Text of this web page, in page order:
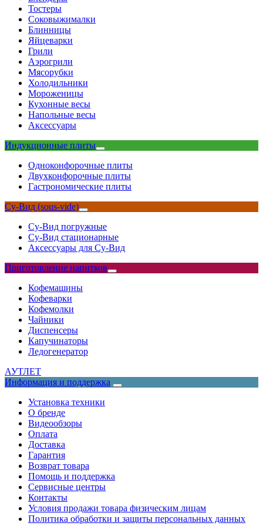
Тостеры
Соковыжималки
Блинницы
Яйцеварки
Грили
Аэрогрили
Мясорубки
Холодильники
Мороженицы
Кухонные весы
Напольные весы
Аксессуары
Индукционные плиты
Одноконфорочные плиты
Двухконфорочные плиты
Гастрономические плиты
Су-Вид (sous-vide)
Су-Вид погружные
Су-Вид стационарные
Аксессуары для Су-Вид
Приготовление напитков
Кофемашины
Кофеварки
Кофемолки
Чайники
Диспенсеры
Капучинаторы
Ледогенератор
АУТЛЕТ
Информация и поддержка
Установка техники
О бренде
Видеообзоры
Оплата
Доставка
Гарантия
Возврат товара
Помощь и поддержка
Сервисные центры
Контакты
Условия продажи товара физическим лицам
Политика обработки и защиты персональных данных